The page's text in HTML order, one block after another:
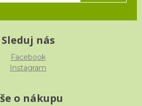
Sleduj nás
Facebook
Instagram
o nákupu